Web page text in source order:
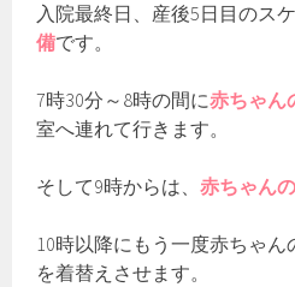
入院最終日、産後5日目のス
備です。
7時30分～8時の間に赤ちゃん
室へ連れて行きます。
そして9時からは、赤ちゃん
10時以降にもう一度赤ちゃ
を着替えさせます。